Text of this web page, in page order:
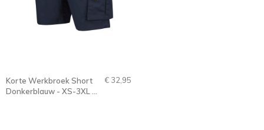
Korte Werkbroek Short
Donkerblauw - XS-3XL -
€ 32,95